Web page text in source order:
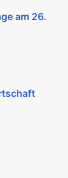
am 26.